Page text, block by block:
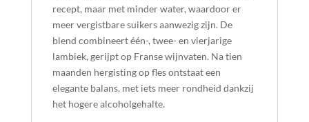
recept, maar met minder water, waardoor er
meer vergistbare suikers aanwezig zijn. De
blend combineert één-, twee- en vierjarige
lambiek, gerijpt op Franse wijnvaten. Na tien
maanden hergisting op fles ontstaat een
elegante balans, met iets meer rondheid dankzij
het hogere alcoholgehalte.